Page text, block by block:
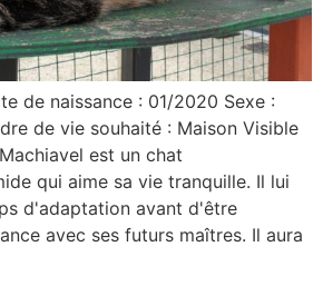
de naissance : 01/2020 Sexe :
de vie souhaité : Maison Visible
est un chat
qui aime sa vie tranquille. Il lui
d'adaptation avant d'être
avec ses futurs maîtres. Il aura